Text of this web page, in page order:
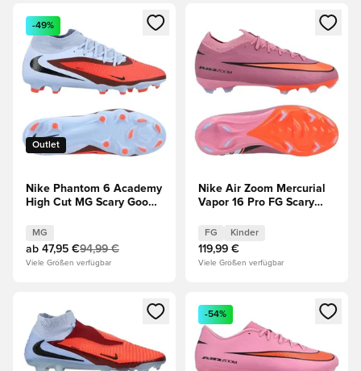
Öffnet ein neues Fenster zum Anmelden oder Registrieren
Outlet
-49%
Nike Phantom 6 Academy
High Cut MG Scary Good -
MG
ab 47,95 €94,99 €
Viele Größen verfügbar
Öffnet ein neues Fenster
Nike Air Zoom Mercurial
Vapor 16 Pro FG Scary
Flamingo/Schwarz/Total
Crimson Kinder
FG Kinder
119,99 €
Viele Größen verfügbar
Öffnet ein neues Fenster zum Anmelden oder Registrieren
Öffnet ein neues Fenster
-54%